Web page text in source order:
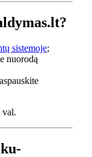
sistemoje;
nuorodą
val.